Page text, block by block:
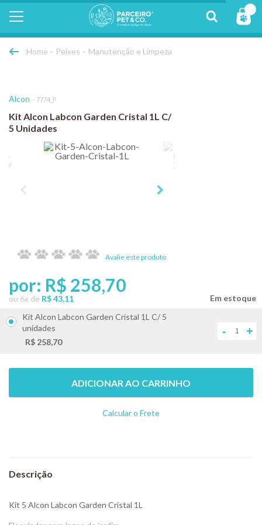
Peixes Manutenção e Limpeza
Avalie este produto
Alcon 7774_P
Kit Alcon Labcon Garden Cristal 1L C/
5 Unidades
por: R$ 258,70
ou 6x de R$ 43,11
Kit Alcon Labcon Garden Cristal 1L C/ 5
unidades
R$ 258,70
- +
ADICIONAR AO CARRINHO
Calcular o Frete
Não sei meu CEP
Kit 5 Alcon Labcon Garden Cristal 1L